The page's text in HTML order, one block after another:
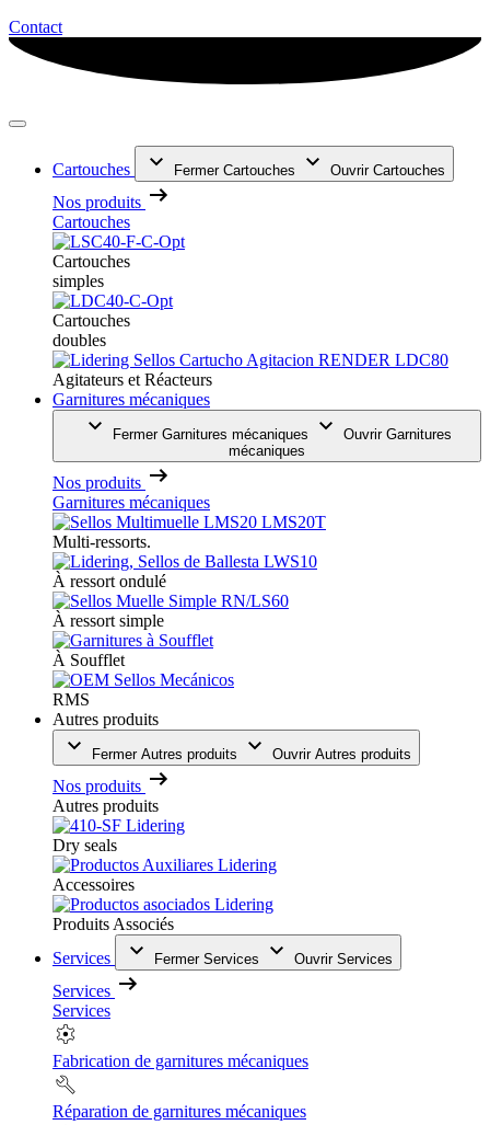
Contact
Cartouches Fermer Cartouches Ouvrir Cartouches
Nos produits
Cartouches
Cartouches
simples
Cartouches
doubles
Agitateurs et Réacteurs
Garnitures mécaniques
Fermer Garnitures mécaniques
Ouvrir Garnitures
mécaniques
Nos produits
Garnitures mécaniques
Multi-ressorts.
À ressort ondulé
À ressort simple
À Soufflet
RMS
Autres produits
Fermer Autres produits Ouvrir Autres produits
Nos produits
Autres produits
Dry seals
Accessoires
Produits Associés
Services
Fermer Services Ouvrir Services
Services
Services
Fabrication de garnitures mécaniques
Réparation de garnitures mécaniques